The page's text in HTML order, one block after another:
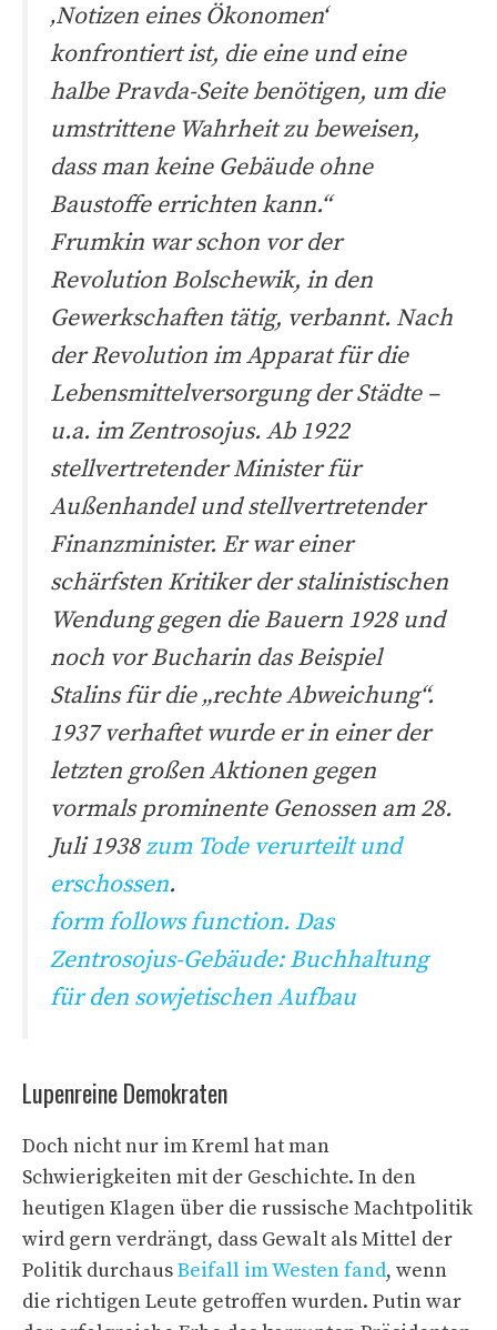
‚Notizen eines Ökonomen‘
konfrontiert ist, die eine und eine
halbe Pravda-Seite benötigen, um die
umstrittene Wahrheit zu beweisen,
dass man keine Gebäude ohne
Baustoffe errichten kann.“
Frumkin war schon vor der
Revolution Bolschewik, in den
Gewerkschaften tätig, verbannt. Nach
der Revolution im Apparat für die
Lebensmittelversorgung der Städte –
u.a. im Zentrosojus. Ab 1922
stellvertretender Minister für
Außenhandel und stellvertretender
Finanzminister. Er war einer
schärfsten Kritiker der stalinistischen
Wendung gegen die Bauern 1928 und
noch vor Bucharin das Beispiel
Stalins für die „rechte Abweichung“.
1937 verhaftet wurde er in einer der
letzten großen Aktionen gegen
vormals prominente Genossen am 28.
Juli 1938zum Tode verurteilt und
erschossen.
form follows function. Das
Zentrosojus-Gebäude: Buchhaltung
für den sowjetischen Aufbau
Lupenreine Demokraten
Doch nicht nur im Kreml hat man
Schwierigkeiten mit der Geschichte. In den
heutigen Klagen über die russische Machtpolitik
wird gern verdrängt, dass Gewalt als Mittel der
Politik durchausBeifall im Westen fand, wenn
die richtigen Leute getroffen wurden. Putin war